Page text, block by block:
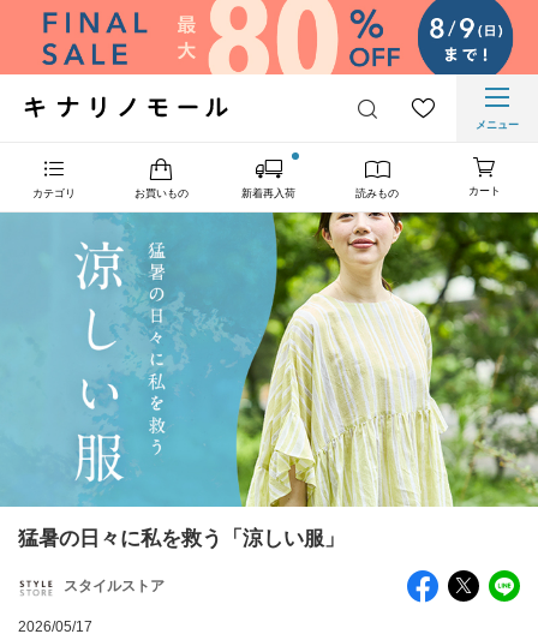
メニュー
カテゴリ お買いもの 新着再入荷 読みもの カート
猛暑の日々に私を救う「涼しい服」
スタイルストア
2026/05/17